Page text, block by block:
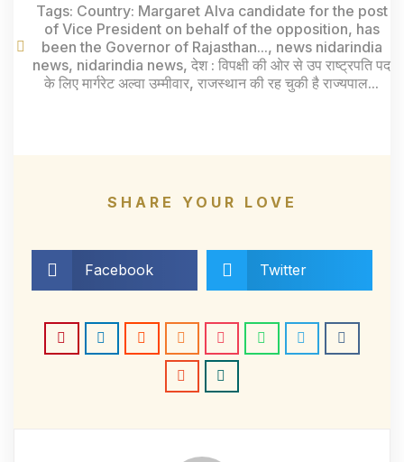
Tags: Country: Margaret Alva candidate for the post
of Vice President on behalf of the opposition, has
been the Governor of Rajasthan..., news nidarindia
news, nidarindia news, देश : विपक्षी की ओर से उप राष्ट्रपति पद
के लिए मार्गरेट अल्वा उम्मीवार, राजस्थान की रह चुकी है राज्यपाल...
SHARE YOUR LOVE
Facebook Twitter